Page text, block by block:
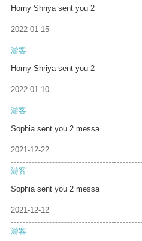
Horny Shriya sent you 2
2022-01-15
游客
Horny Shriya sent you 2
2022-01-10
游客
Sophia sent you 2 messa
2021-12-22
游客
Sophia sent you 2 messa
2021-12-12
游客